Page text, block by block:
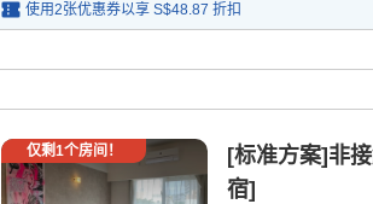
使用2张优惠券以享 S$48.87 折扣
仅剩1个房间！
[标准方案]非
宿]